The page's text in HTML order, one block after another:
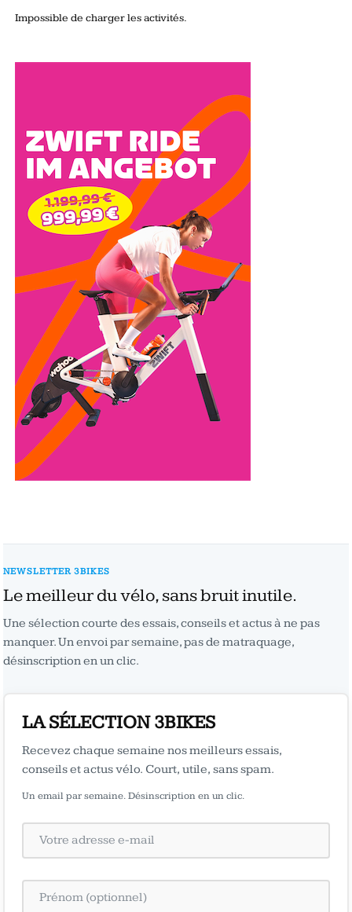
Impossible de charger les activités.
NEWSLETTER 3BIKES
Le meilleur du vélo, sans bruit inutile.
Une sélection courte des essais, conseils et actus à ne pas
manquer. Un envoi par semaine, pas de matraquage,
désinscription en un clic.
LA SÉLECTION 3BIKES
Recevez chaque semaine nos meilleurs essais,
conseils et actus vélo. Court, utile, sans spam.
Un email par semaine. Désinscription en un clic.